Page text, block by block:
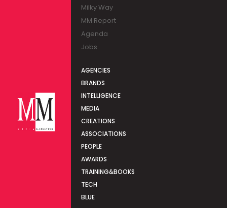
Milky Way
MM Report
Agenda
Jobs
AGENCIES
BRANDS
INTELLIGENCE
MEDIA
CREATIONS
ASSOCIATIONS
PEOPLE
AWARDS
TRAINING&BOOKS
TECH
BLUE